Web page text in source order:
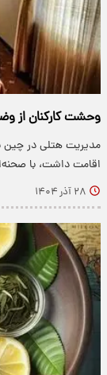
وحشت کارکنان از
مدیریت هتلی در
اقامت داشت، با
۲۸ آذر ۱۴۰۴